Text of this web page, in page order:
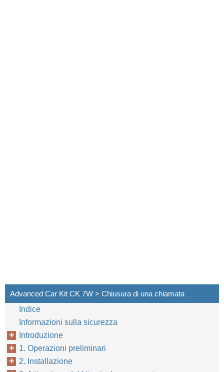
Advanced Car Kit CK 7W > Chiusura di una chiamata
Indice
Informazioni sulla sicurezza
Introduzione
1. Operazioni preliminari
2. Installazione